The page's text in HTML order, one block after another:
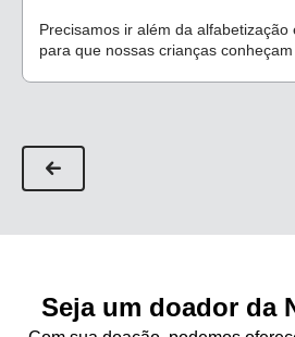
Precisamos ir além da
para que nossas crianças
Seja um doador da